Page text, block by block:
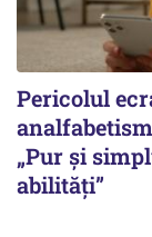
Pericolul
„Pur și
abilități”